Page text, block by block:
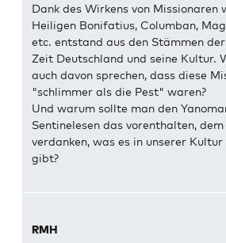
Dank des Wirkens von Missionaren
Heiligen Bonifatius, Columban,
etc. entstand aus den Stämmen
Zeit Deutschland und seine Kultur.
auch davon sprechen, dass diese
"schlimmer als die Pest" waren?
Und warum sollte man den
Sentinelesen das vorenthalten,
verdanken, was es in unserer
gibt?
RMH